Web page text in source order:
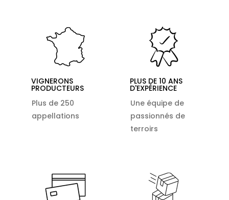
VIGNERONS
PRODUCTEURS
Plus de 250
appellations
PLUS DE 10 ANS
D'EXPÉRIENCE
Une équipe de
passionnés de
terroirs